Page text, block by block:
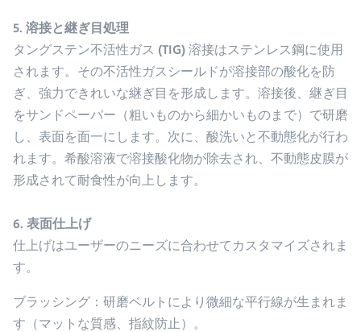
5. 溶接と継ぎ目処理
タングステン不活性ガス (TIG) 溶接はステンレス鋼に使用
されます。その不活性ガスシールドが溶接部の酸化を防
ぎ、強力できれいな継ぎ目を形成します。溶接後、継ぎ目
をサンドペーパー（粗いものから細かいものまで）で研磨
し、表面を面一にします。次に、酸洗いと不動態化が行わ
れます。希酸溶液で溶接酸化物が除去され、不動態皮膜が
形成されて耐食性が向上します。
6. 表面仕上げ
仕上げはユーザーのニーズに合わせてカスタマイズされま
す。
ブラッシング ：研磨ベルトにより微細な平行線が生まれま
す（マットな質感、指紋防止）。